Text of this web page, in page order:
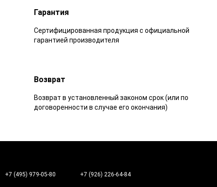
Гарантия
Сертифицированная продукция с официальной
гарантией производителя
Возврат
Возврат в установленный законом срок (или по
договоренности в случае его окончания)
+7 (495) 979-05-80 +7 (926) 226-64-84